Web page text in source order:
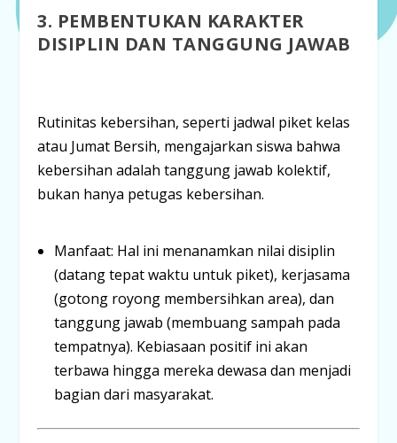
3. PEMBENTUKAN KARAKTER
DISIPLIN DAN TANGGUNG JAWAB
Rutinitas kebersihan, seperti jadwal piket kelas
atau Jumat Bersih, mengajarkan siswa bahwa
kebersihan adalah tanggung jawab kolektif,
bukan hanya petugas kebersihan.
Manfaat: Hal ini menanamkan nilai disiplin
(datang tepat waktu untuk piket), kerjasama
(gotong royong membersihkan area), dan
tanggung jawab (membuang sampah pada
tempatnya). Kebiasaan positif ini akan
terbawa hingga mereka dewasa dan menjadi
bagian dari masyarakat.